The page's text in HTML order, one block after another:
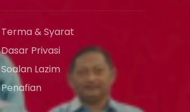
Terma & Syarat
Dasar Privasi
Soalan Lazim
Penafian